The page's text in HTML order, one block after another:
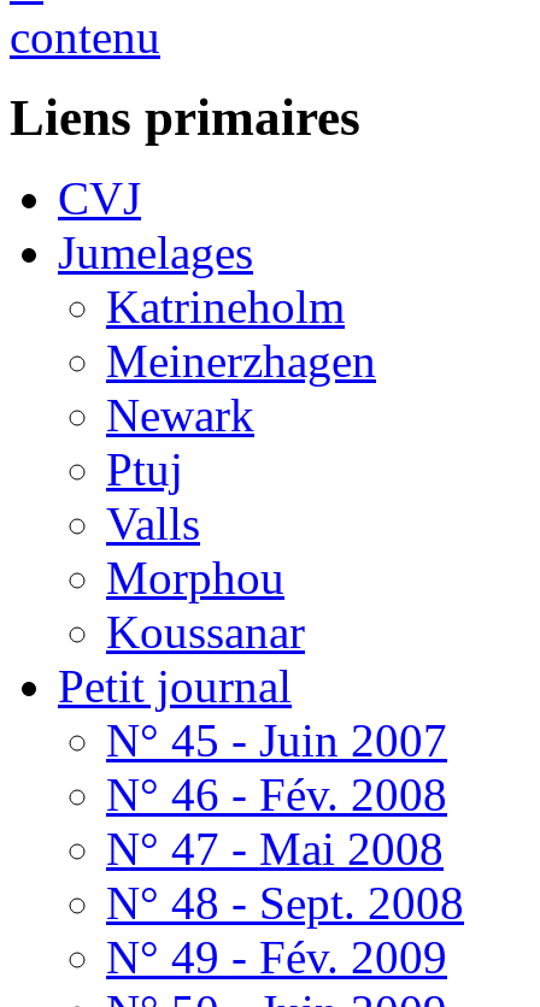
Liens primaires
CVJ
Jumelages
Katrineholm
Meinerzhagen
Newark
Ptuj
Valls
Morphou
Koussanar
Petit journal
N° 45 - Juin 2007
N° 46 - Fév. 2008
N° 47 - Mai 2008
N° 48 - Sept. 2008
N° 49 - Fév. 2009